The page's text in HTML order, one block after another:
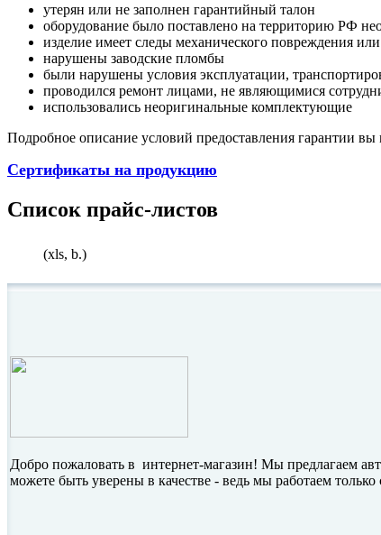
утерян или не заполнен гарантийный талон
оборудование было поставлено на территорию РФ
изделие имеет следы механического повреждения
нарушены заводские пломбы
были нарушены условия эксплуатации,
проводился ремонт лицами, не являющимися
использовались неоригинальные комплектующие
Подробное описание условий предоставления гарантии
Сертификаты на продукцию
Список прайс-листов
(xls, b.)
Добро пожаловать в интернет-магазин! Мы предлагаем
можете быть уверены в качестве - ведь мы работаем